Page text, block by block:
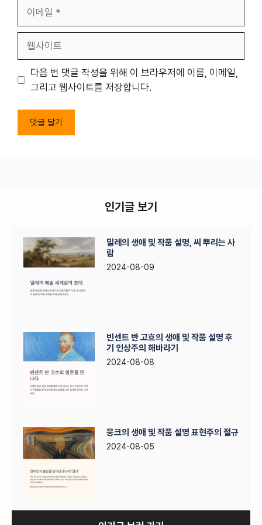
일
트
다음 번 댓글 작성을 위해 이 브라우저에 이름, 이메일,
그리고 웹사이트를 저장합니다.
인기글 보기
밀레의 생애 및 작품 설명, 씨 뿌리는 사
람
2024-08-09
빈센트 반 고흐의 생애 및 작품 설명 후
기 인상주의 해바라기
2024-08-08
뭉크의 생애 및 작품 설명 표현주의 절규
2024-08-05